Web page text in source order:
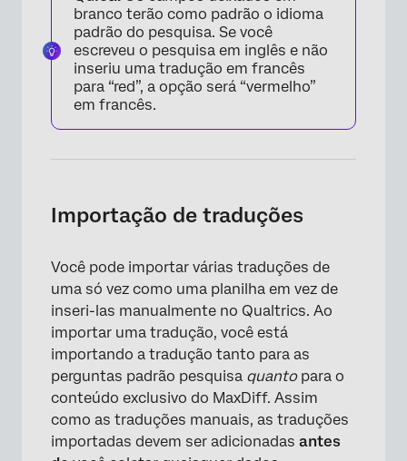
×
branco terão como padrão o idioma
padrão do pesquisa. Se você
escreveu o pesquisa em inglês e não
inseriu uma tradução em francês
para “red”, a opção será “vermelho”
em francês.
Importação de traduções
Você pode importar várias traduções de
uma só vez como uma planilha em vez de
inseri-las manualmente no Qualtrics. Ao
importar uma tradução, você está
importando a tradução tanto para as
perguntas padrão pesquisa quantopara o
conteúdo exclusivo do MaxDiff. Assim
como as traduções manuais, as traduções
importadas devem ser adicionadas antes